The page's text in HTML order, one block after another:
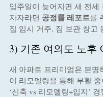
입주일이 늦어지면 새 전
자자라면 공정률 레포트를
집 임시 거주, 짐 보관 창고
3) 기존 여의도 노후
새 아파트 프리미엄은 분명
이 리모델링을 통해 부활
‘신축 vs 리모델링+입지’